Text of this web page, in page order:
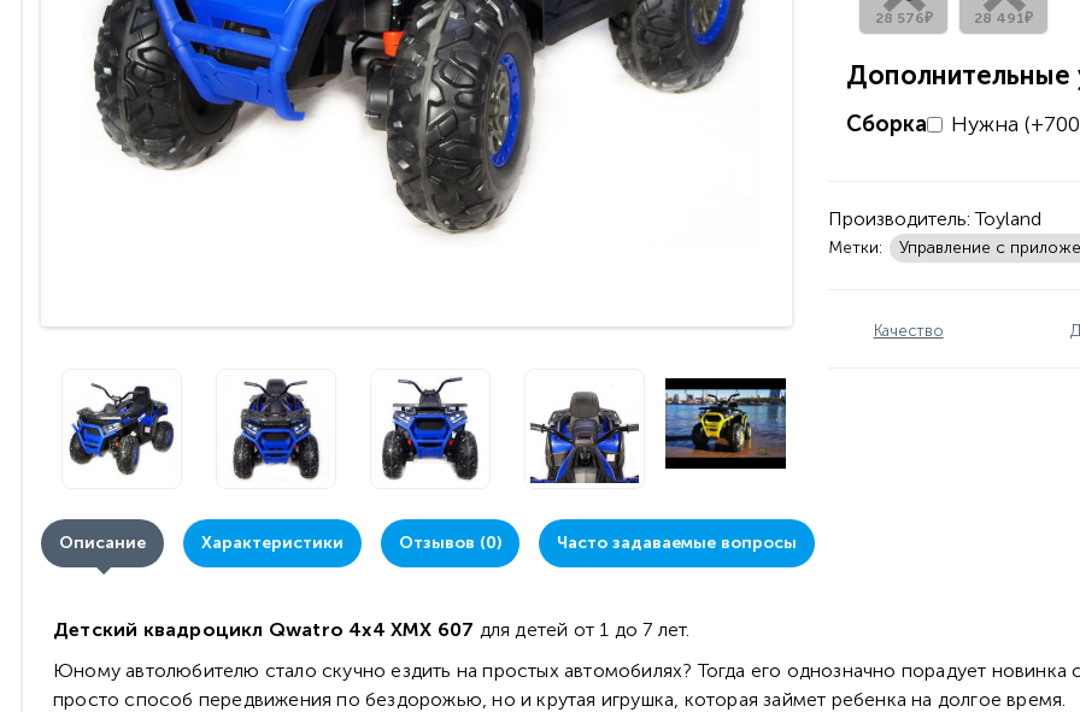
28 576₽ 28 491₽
Дополнительные
Сборка Нужна
Производитель: Toyland
Метки: Управление с
Качество
Описание Характеристики Отзывов (0) Часто задаваемые вопросы
Детский квадроцикл Qwatro 4х4 XMX 607 для детей от 1 до 7 лет.
Юному автолюбителю стало скучно ездить на простых автомобилях? Тогда его однозначно порадует
просто способ передвижения по бездорожью, но и крутая игрушка, которая займет ребенка на долгое время.